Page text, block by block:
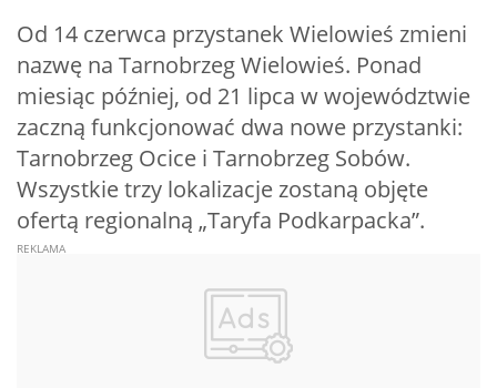
Od 14 czerwca przystanek Wielowieś zmieni
nazwę na Tarnobrzeg Wielowieś. Ponad
miesiąc później, od 21 lipca w województwie
zaczną funkcjonować dwa nowe przystanki:
Tarnobrzeg Ocice i Tarnobrzeg Sobów.
Wszystkie trzy lokalizacje zostaną objęte
ofertą regionalną „Taryfa Podkarpacka”.